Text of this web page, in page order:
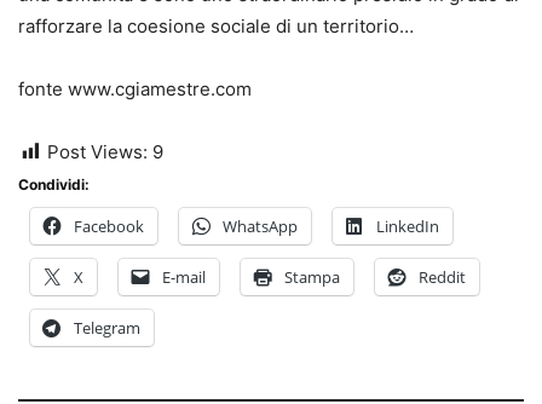
rafforzare la coesione sociale di un territorio…
fonte www.cgiamestre.com
Post Views: 9
Condividi:
Facebook WhatsApp LinkedIn
X E-mail Stampa Reddit
Telegram